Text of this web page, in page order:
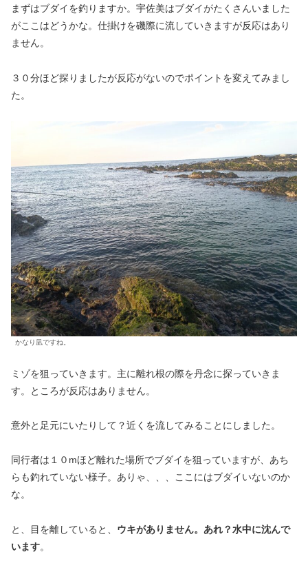
まずはブダイを釣りますか。宇佐美はブダイがたくさんいました
がここはどうかな。仕掛けを磯際に流していきますが反応はあり
ません。
３０分ほど探りましたが反応がないのでポイントを変えてみまし
た。
かなり凪ですね。
ミゾを狙っていきます。主に離れ根の際を丹念に探っていきま
す。ところが反応はありません。
意外と足元にいたりして？近くを流してみることにしました。
同行者は１０mほど離れた場所でブダイを狙っていますが、あち
らも釣れていない様子。ありゃ、、、ここにはブダイいないのか
な。
と、目を離していると、 ウキがありません。あれ？水中に沈んで
います。